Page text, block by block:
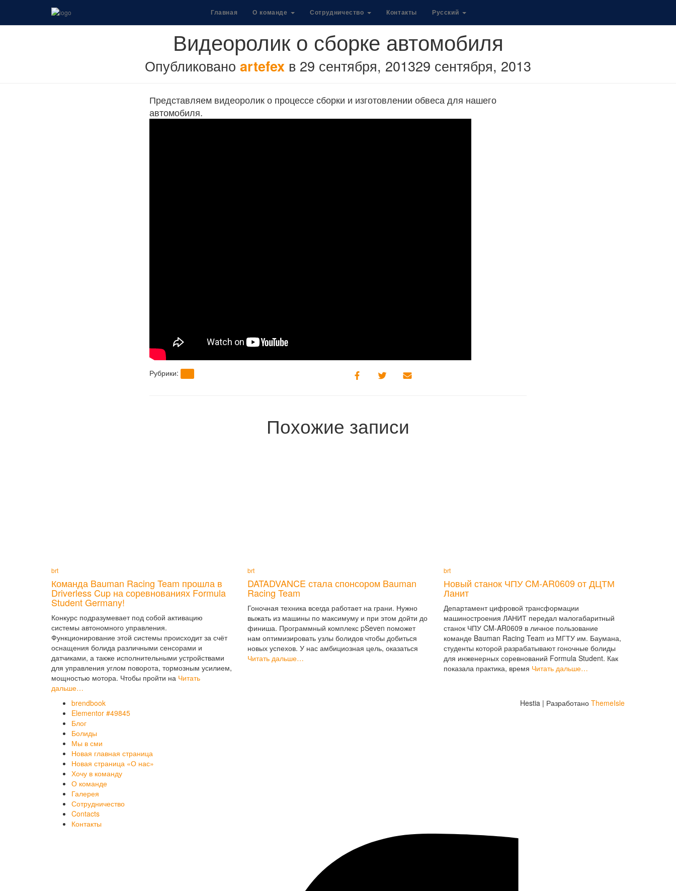
Главная О команде Сотрудничество Контакты Русский
Видеоролик о сборке автомобиля
Опубликовано artefex в 29 сентября, 201329 сентября, 2013
Представляем видеоролик о процессе сборки и изготовлении обвеса для нашего
автомобиля.
Рубрики:
Похожие записи
brt
Команда Bauman Racing Team прошла в
Driverless Cup на соревнованиях Formula
Student Germany!
Конкурс подразумевает под собой активацию
системы автономного управления.
Функционирование этой системы происходит за счёт
оснащения болида различными сенсорами и
датчиками, а также исполнительными устройствами
для управления углом поворота, тормозным усилием,
мощностью мотора. Чтобы пройти на Читать
дальше…
brt
DATADVANCE стала спонсором Bauman
Racing Team
Гоночная техника всегда работает на грани. Нужно
выжать из машины по максимуму и при этом дойти до
финиша. Программный комплекс pSeven поможет
нам оптимизировать узлы болидов чтобы добиться
новых успехов. У нас амбициозная цель, оказаться
Читать дальше…
brt
Новый станок ЧПУ CM-AR0609 от ДЦТМ
Ланит
Департамент цифровой трансформации
машиностроения ЛАНИТ передал малогабаритный
станок ЧПУ CM-AR0609 в личное пользование
команде Bauman Racing Team из МГТУ им. Баумана,
студенты которой разрабатывают гоночные болиды
для инженерных соревнований Formula Student. Как
показала практика, время Читать дальше…
brendbook
Elementor #49845
Блог
Болиды
Мы в сми
Новая главная страница
Новая страница «О нас»
Хочу в команду
О команде
Галерея
Сотрудничество
Contacts
Контакты
Hestia | Разработано ThemeIsle